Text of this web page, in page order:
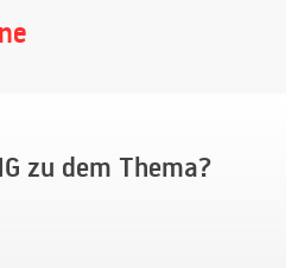
zu dem Thema?